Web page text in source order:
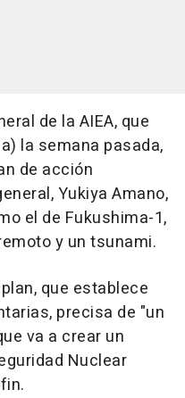
de la AIEA, que
la semana pasada,
de acción
Yukiya Amano,
el de Fukushima-1,
y un tsunami.
que establece
precisa de "un
va a crear un
Nuclear